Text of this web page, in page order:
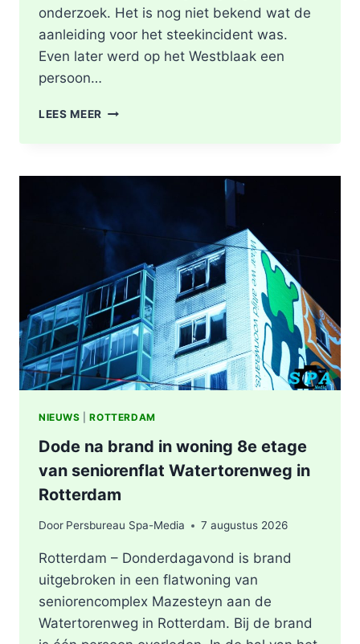
onderzoek. Het is nog niet bekend wat de
aanleiding voor het steekincident was.
Even later werd op het Westblaak een
persoon…
LEES MEER POLITIE
STEEKINCIDENT
KAREL
DOORMANSTRAAT
ROTTERDAM
NIEUWS |ROTTERDAM
Dode na brand in woning 8e etage
van seniorenflat Watertorenweg in
Rotterdam
Door Persbureau Spa-Media 7 augustus 2026
Rotterdam – Donderdagavond is brand
uitgebroken in een flatwoning van
seniorencomplex Mazesteyn aan de
Watertorenweg in Rotterdam. Bij de brand